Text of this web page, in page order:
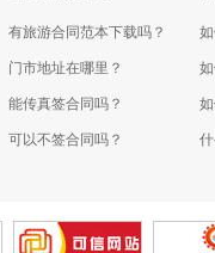
有旅游合同范本下载吗？
门市地址在哪里？
能传真签合同吗？
可以不签合同吗？